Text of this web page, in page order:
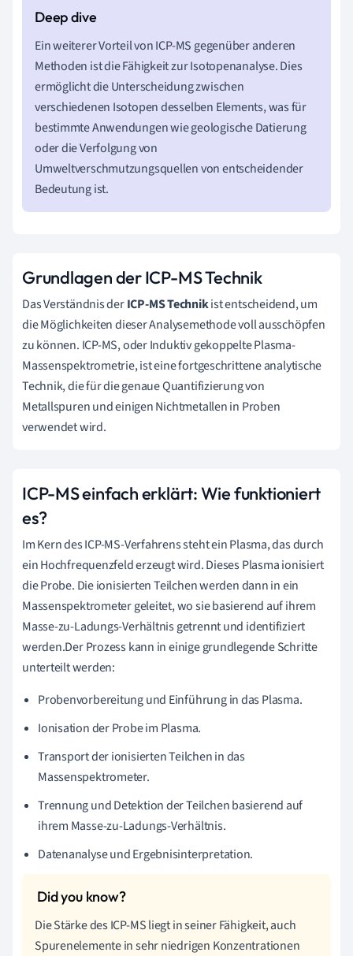
Ein weiterer Vorteil von ICP-MS gegenüber anderen
Methoden ist die Fähigkeit zur Isotopenanalyse. Dies
ermöglicht die Unterscheidung zwischen
verschiedenen Isotopen desselben Elements, was für
bestimmte Anwendungen wie geologische Datierung
oder die Verfolgung von
Umweltverschmutzungsquellen von entscheidender
Bedeutung ist.
Grundlagen der ICP-MS Technik
Das Verständnis derICP-MS Technikist entscheidend, um
die Möglichkeiten dieser Analysemethode voll ausschöpfen
zu können. ICP-MS, oder Induktiv gekoppelte Plasma-
Massenspektrometrie, ist eine fortgeschrittene analytische
Technik, die für die genaue Quantifizierung von
Metallspuren und einigen Nichtmetallen in Proben
verwendet wird.
ICP-MS einfach erklärt: Wie funktioniert
es?
Im Kern des ICP-MS-Verfahrens steht ein Plasma, das durch
ein Hochfrequenzfeld erzeugt wird. Dieses Plasma ionisiert
die Probe. Die ionisierten Teilchen werden dann in ein
Massenspektrometer geleitet, wo sie basierend auf ihrem
Masse-zu-Ladungs-Verhältnis getrennt und identifiziert
werden.Der Prozess kann in einige grundlegende Schritte
unterteilt werden:
Probenvorbereitung und Einführung in das Plasma.
Ionisation der Probe im Plasma.
Transport der ionisierten Teilchen in das
Massenspektrometer.
Trennung und Detektion der Teilchen basierend auf
ihrem Masse-zu-Ladungs-Verhältnis.
Datenanalyse und Ergebnisinterpretation.
Die Stärke des ICP-MS liegt in seiner Fähigkeit, auch
Spurenelemente in sehr niedrigen Konzentrationen